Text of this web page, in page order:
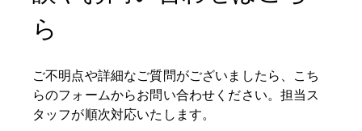
ら
ご不明点や詳細なご質問がございましたら、こち
らのフォームからお問い合わせください。担当ス
タッフが順次対応いたします。